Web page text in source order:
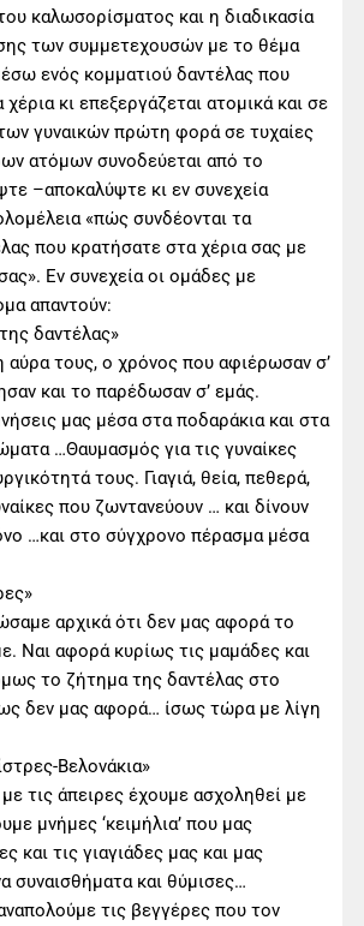
καλωσορίσματος και η διαδικασία
των συμμετεχουσών με το θέμα
ενός κομματιού δαντέλας που
χέρια κι επεξεργάζεται ατομικά και σε
γυναικών πρώτη φορά σε τυχαίες
ατόμων συνοδεύεται από το
–αποκαλύψτε κι εν συνεχεία
«πώς συνδέονται τα
που κρατήσατε στα χέρια σας με
Εν συνεχεία οι ομάδες με
απαντούν:
δαντέλας»
αύρα τους, ο χρόνος που αφιέρωσαν σ’
και το παρέδωσαν σ’ εμάς.
μας μέσα στα ποδαράκια και στα
…Θαυμασμός για τις γυναίκες
τους. Γιαγιά, θεία, πεθερά,
που ζωντανεύουν … και δίνουν
…και στο σύγχρονο πέρασμα μέσα
αρχικά ότι δεν μας αφορά το
Ναι αφορά κυρίως τις μαμάδες και
το ζήτημα της δαντέλας στο
δεν μας αφορά… ίσως τώρα με λίγη
Βελονάκια»
τις άπειρες έχουμε ασχοληθεί με
μνήμες ‘κειμήλια’ που μας
και τις γιαγιάδες μας και μας
συναισθήματα και θύμισες…
τις βεγγέρες που τον